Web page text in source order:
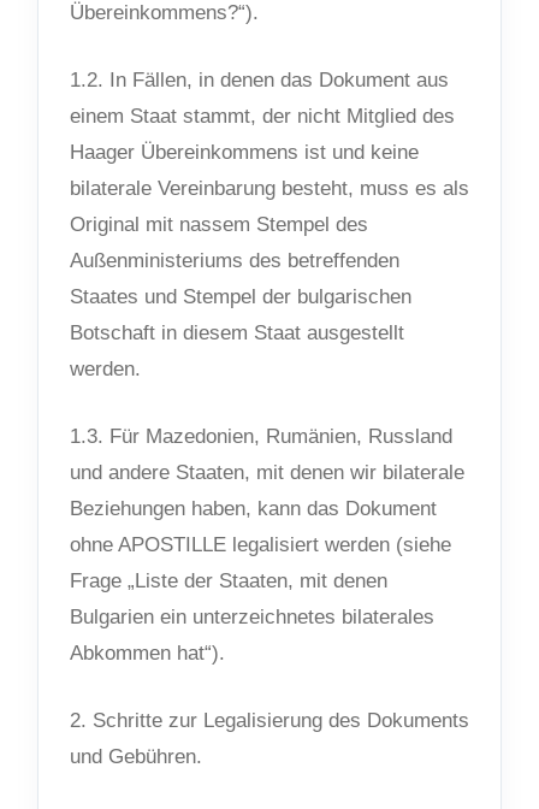
Übereinkommens?“).
1.2. In Fällen, in denen das Dokument aus
einem Staat stammt, der nicht Mitglied des
Haager Übereinkommens ist und keine
bilaterale Vereinbarung besteht, muss es als
Original mit nassem Stempel des
Außenministeriums des betreffenden
Staates und Stempel der bulgarischen
Botschaft in diesem Staat ausgestellt
werden.
1.3. Für Mazedonien, Rumänien, Russland
und andere Staaten, mit denen wir bilaterale
Beziehungen haben, kann das Dokument
ohne APOSTILLE legalisiert werden (siehe
Frage „Liste der Staaten, mit denen
Bulgarien ein unterzeichnetes bilaterales
Abkommen hat“).
2. Schritte zur Legalisierung des Dokuments
und Gebühren.